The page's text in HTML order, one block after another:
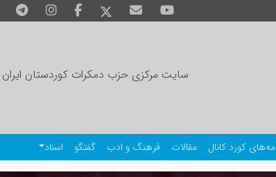
سایت مرکزی حزب دمکرات کوردستان ایران
کورد کانال مقالات فرهنگ و ادب گفتگو اسناد